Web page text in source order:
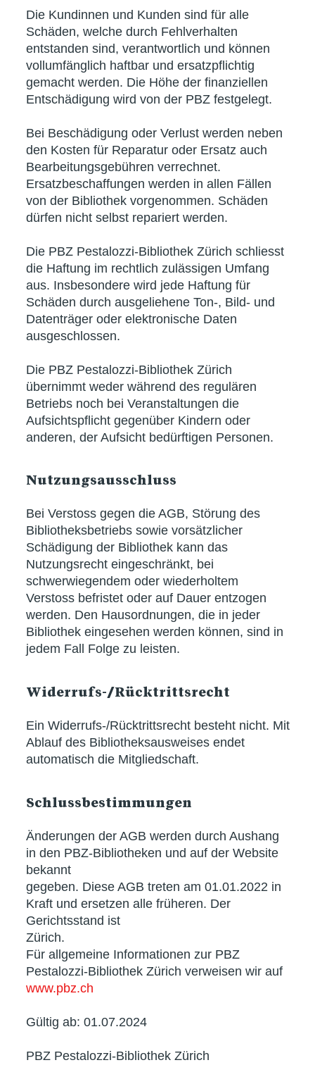
Die Kundinnen und Kunden sind für alle
Schäden, welche durch Fehlverhalten
entstanden sind, verantwortlich und können
vollumfänglich haftbar und ersatzpflichtig
gemacht werden. Die Höhe der finanziellen
Entschädigung wird von der PBZ festgelegt.
Bei Beschädigung oder Verlust werden neben
den Kosten für Reparatur oder Ersatz auch
Bearbeitungsgebühren verrechnet.
Ersatzbeschaffungen werden in allen Fällen
von der Bibliothek vorgenommen. Schäden
dürfen nicht selbst repariert werden.
Die PBZ Pestalozzi-Bibliothek Zürich schliesst
die Haftung im rechtlich zulässigen Umfang
aus. Insbesondere wird jede Haftung für
Schäden durch ausgeliehene Ton-, Bild- und
Datenträger oder elektronische Daten
ausgeschlossen.
Die PBZ Pestalozzi-Bibliothek Zürich
übernimmt weder während des regulären
Betriebs noch bei Veranstaltungen die
Aufsichtspflicht gegenüber Kindern oder
anderen, der Aufsicht bedürftigen Personen.
Nutzungsausschluss
Bei Verstoss gegen die AGB, Störung des
Bibliotheksbetriebs sowie vorsätzlicher
Schädigung der Bibliothek kann das
Nutzungsrecht eingeschränkt, bei
schwerwiegendem oder wiederholtem
Verstoss befristet oder auf Dauer entzogen
werden. Den Hausordnungen, die in jeder
Bibliothek eingesehen werden können, sind in
jedem Fall Folge zu leisten.
Widerrufs-/Rücktrittsrecht
Ein Widerrufs-/Rücktrittsrecht besteht nicht. Mit
Ablauf des Bibliotheksausweises endet
automatisch die Mitgliedschaft.
Schlussbestimmungen
Änderungen der AGB werden durch Aushang
in den PBZ-Bibliotheken und auf der Website
bekannt
gegeben. Diese AGB treten am 01.01.2022 in
Kraft und ersetzen alle früheren. Der
Gerichtsstand ist
Zürich.
Für allgemeine Informationen zur PBZ
Pestalozzi-Bibliothek Zürich verweisen wir auf
www.pbz.ch
Gültig ab: 01.07.2024
PBZ Pestalozzi-Bibliothek Zürich